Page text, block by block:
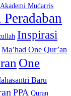
Akademi Mudarris
Peradaban
Inspirasi
Ma’had One Qur’an
One
Baru
PPA Quran